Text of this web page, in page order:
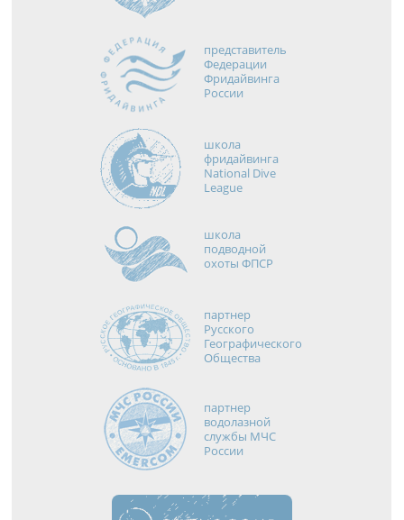
представитель
Федерации
Фридайвинга
России
школа
фридайвинга
National Dive
League
школа
подводной
охоты ФПСР
партнер
Русского
Географического
Общества
партнер
водолазной
службы МЧС
России